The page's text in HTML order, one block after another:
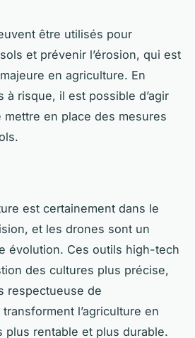
être utilisés pour
et prévenir l’érosion, qui est
en agriculture. En
à risque, il est possible d’agir
en place des mesures
est certainement dans le
et les drones sont un
évolution. Ces outils high-tech
des cultures plus précise,
respectueuse de
l’agriculture en
plus rentable et plus durable.